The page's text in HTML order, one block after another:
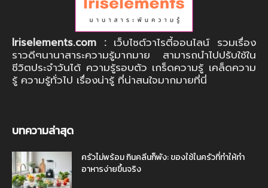
Iriselements.com : เว็บไซต์วาไรตี้ออนไลน์ รวมเรื่อง
ราวดีๆนานาสาระความรู้มากมาย สามารถนำไปปรับใช้ใน
ชีวิตประจำวันได้ ความรู้รอบตัว เกร็ดความรู้ เคล็ดความ
รู้ ความรู้ทั่วไป เรื่องน่ารู้ ที่น่าสนใจมากมายที่นี่
บทความล่าสุด
ครัวไม่พร้อม กินคลีนก็พัง: ของใช้ในครัวที่ทำให้ทำ
อาหารง่ายขึ้นจริง